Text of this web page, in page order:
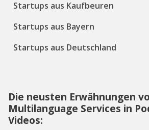
Startups aus Kaufbeuren
Startups aus Bayern
Startups aus Deutschland
Die neusten Erwähnungen
Multilanguage Services in
Videos: